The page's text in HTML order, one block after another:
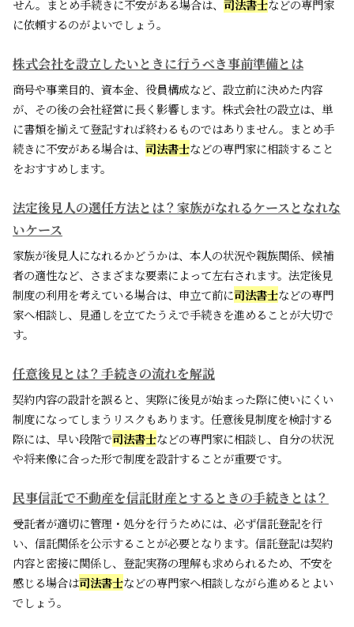
せん。まとめ手続きに不安がある場合は、 司法書士などの専門家
に依頼するのがよいでしょう。
株式会社を設立したいときに行うべき事前準備とは
商号や事業目的、資本金、役員構成など、設立前に決めた内容
が、その後の会社経営に長く影響します。株式会社の設立は、単
に書類を揃えて登記すれば終わるものではありません。まとめ手
続きに不安がある場合は、 司法書士などの専門家に相談すること
をおすすめします。
法定後見人の選任方法とは？家族がなれるケースとなれな
いケース
家族が後見人になれるかどうかは、本人の状況や親族関係、候補
者の適性など、さまざまな要素によって左右されます。法定後見
制度の利用を考えている場合は、申立て前に司法書士などの専門
家へ相談し、見通しを立てたうえで手続きを進めることが大切で
す。
任意後見とは？手続きの流れを解説
契約内容の設計を誤ると、実際に後見が始まった際に使いにくい
制度になってしまうリスクもあります。任意後見制度を検討する
際には、早い段階で司法書士などの専門家に相談し、自分の状況
や将来像に合った形で制度を設計することが重要です。
民事信託で不動産を信託財産とするときの手続きとは？
受託者が適切に管理・処分を行うためには、必ず信託登記を行
い、信託関係を公示することが必要となります。信託登記は契約
内容と密接に関係し、登記実務の理解も求められるため、不安を
感じる場合は司法書士などの専門家へ相談しながら進めるとよい
でしょう。